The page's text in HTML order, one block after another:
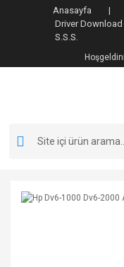
Anasayfa |
Driver Download
S.S.S.